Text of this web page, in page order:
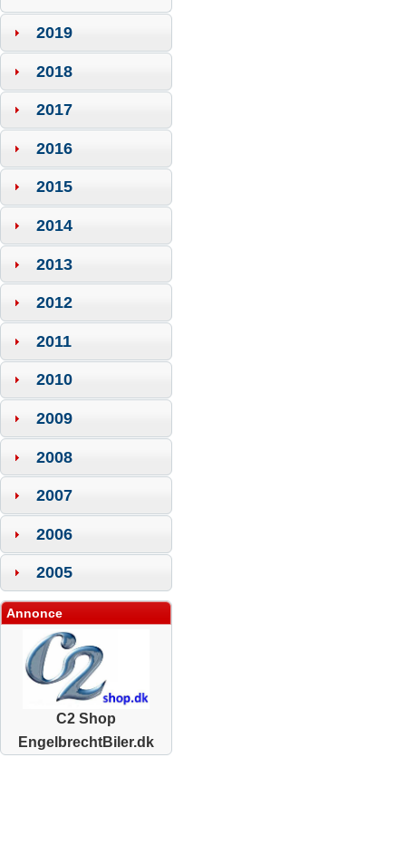
2019
2018
2017
2016
2015
2014
2013
2012
2011
2010
2009
2008
2007
2006
2005
Annonce
C2 Shop
EngelbrechtBiler.dk